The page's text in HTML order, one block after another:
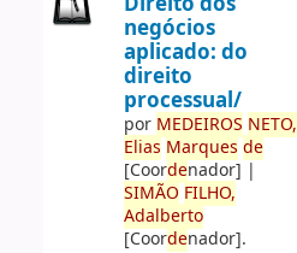
negócios
aplicado: do
direito
processual/
por MEDEIROS NETO,
Elias Marques de
[Coordenador] |
SIMÃO FILHO,
Adalberto
[Coordenador].